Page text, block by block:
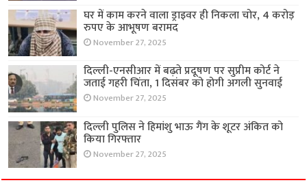
घर में काम करने वाला ड्राइवर ही निकला चोर, 4 करोड़
रुपए के आभूषण बरामद
November 27, 2025
दिल्ली-एनसीआर में बढ़ते प्रदूषण पर सुप्रीम कोर्ट ने
जताई गहरी चिंता, 1 दिसंबर को होगी अगली सुनवाई
November 27, 2025
दिल्ली पुलिस ने हिमांशु भाऊ गैंग के शूटर अंकित को
किया गिरफ्तार
November 27, 2025